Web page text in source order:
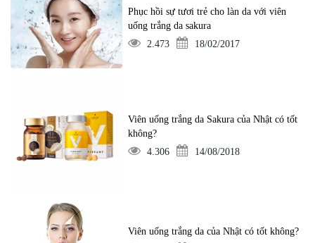
Phục hồi sự tươi trẻ cho làn da với viên
uống trắng da sakura
2.473
18/02/2017
Viên uống trắng da Sakura của Nhật có tốt
không?
4.306
14/08/2018
Viên uống trắng da của Nhật có tốt không?